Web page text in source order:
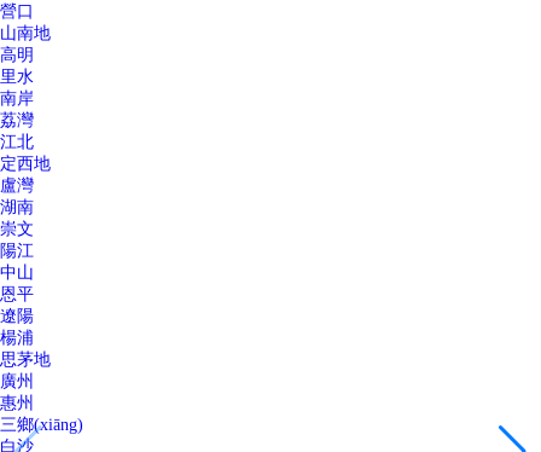
營口
山南地
高明
里水
南岸
荔灣
江北
定西地
盧灣
湖南
崇文
陽江
中山
恩平
遼陽
楊浦
思茅地
廣州
惠州
三鄉(xiāng)
白沙